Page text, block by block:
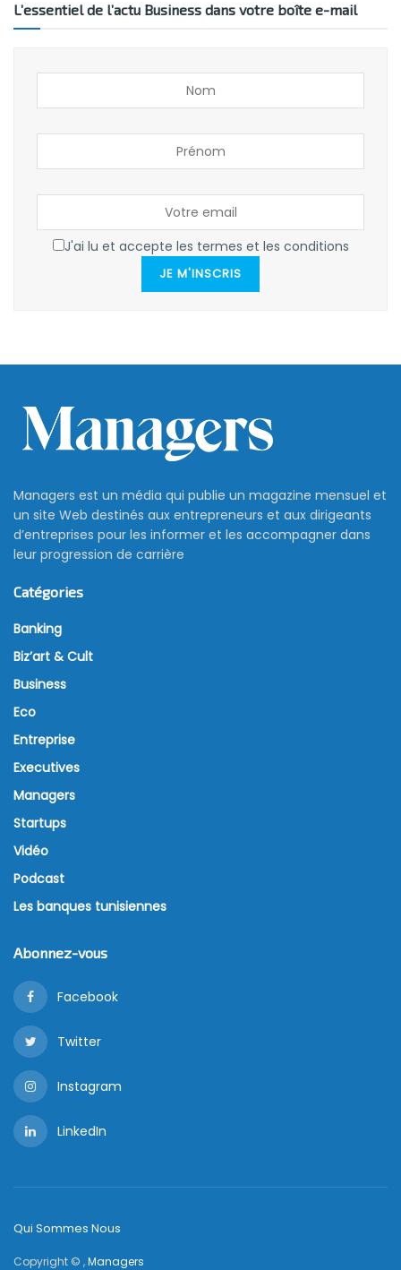
L’essentiel de l’actu Business dans votre boîte e-mail
J'ai lu et accepte les termes et les conditions
JE M'INSCRIS
Managers est un média qui publie un magazine mensuel et
un site Web destinés aux entrepreneurs et aux dirigeants
d’entreprises pour les informer et les accompagner dans
leur progression de carrière
Catégories
Banking
Biz’art & Cult
Business
Eco
Entreprise
Executives
Managers
Startups
Vidéo
Podcast
Les banques tunisiennes
Abonnez-vous
Facebook
Twitter
Instagram
LinkedIn
Qui Sommes Nous
Copyright © ,Managers